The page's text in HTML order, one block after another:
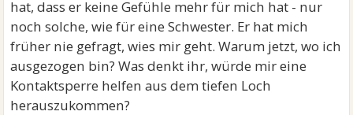
hat, dass er keine Gefühle mehr für mich hat - nur
noch solche, wie für eine Schwester. Er hat mich
früher nie gefragt, wies mir geht. Warum jetzt, wo ich
ausgezogen bin? Was denkt ihr, würde mir eine
Kontaktsperre helfen aus dem tiefen Loch
herauszukommen?